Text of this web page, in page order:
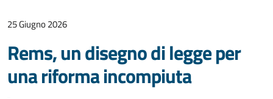
25 Giugno 2026
Rems, un disegno di legge per
una riforma incompiuta